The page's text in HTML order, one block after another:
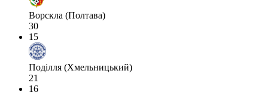
Ворскла (Полтава)
30
15
Поділля (Хмельницький)
21
16